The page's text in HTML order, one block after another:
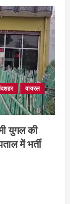
वायरल
युगल की
में भर्ती